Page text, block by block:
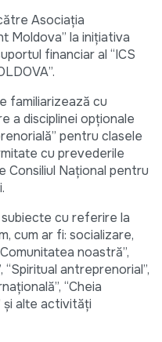
Asociaţia
Moldova” la iniţiativa
financiar al “ICS
familiarizează cu
a disciplinei opţionale
pentru clasele
cu prevederile
Consiliul Naţional pentru
cu referire la
cum ar fi: socializare,
noastră”,
“Spiritual antreprenorial”,
“Cheia
şi alte activităţi